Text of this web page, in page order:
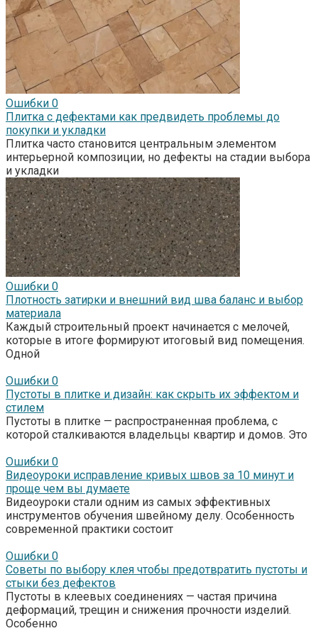
Ошибки 0
Плитка с дефектами как предвидеть проблемы до
покупки и укладки
Плитка часто становится центральным элементом
интерьерной композиции, но дефекты на стадии выбора
и укладки
Ошибки 0
Плотность затирки и внешний вид шва баланс и выбор
материала
Каждый строительный проект начинается с мелочей,
которые в итоге формируют итоговый вид помещения.
Одной
Ошибки 0
Пустоты в плитке и дизайн: как скрыть их эффектом и
стилем
Пустоты в плитке — распространенная проблема, с
которой сталкиваются владельцы квартир и домов. Это
Ошибки 0
Видеоуроки исправление кривых швов за 10 минут и
проще чем вы думаете
Видеоуроки стали одним из самых эффективных
инструментов обучения швейному делу. Особенность
современной практики состоит
Ошибки 0
Советы по выбору клея чтобы предотвратить пустоты и
стыки без дефектов
Пустоты в клеевых соединениях — частая причина
деформаций, трещин и снижения прочности изделий.
Особенно